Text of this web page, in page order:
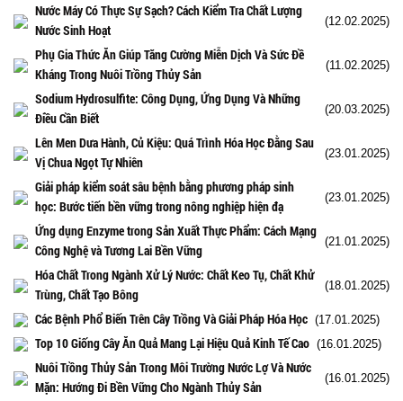
Nước Máy Có Thực Sự Sạch? Cách Kiểm Tra Chất Lượng
Nước Sinh Hoạt
(12.02.2025)
Phụ Gia Thức Ăn Giúp Tăng Cường Miễn Dịch Và Sức Đề
Kháng Trong Nuôi Trồng Thủy Sản
(11.02.2025)
Sodium Hydrosulfite: Công Dụng, Ứng Dụng Và Những
Điều Cần Biết
(20.03.2025)
Lên Men Dưa Hành, Củ Kiệu: Quá Trình Hóa Học Đằng Sau
Vị Chua Ngọt Tự Nhiên
(23.01.2025)
Giải pháp kiểm soát sâu bệnh bằng phương pháp sinh
học: Bước tiến bền vững trong nông nghiệp hiện đạ
(23.01.2025)
Ứng dụng Enzyme trong Sản Xuất Thực Phẩm: Cách Mạng
Công Nghệ và Tương Lai Bền Vững
(21.01.2025)
Hóa Chất Trong Ngành Xử Lý Nước: Chất Keo Tụ, Chất Khử
Trùng, Chất Tạo Bông
(18.01.2025)
Các Bệnh Phổ Biến Trên Cây Trồng Và Giải Pháp Hóa Học (17.01.2025)
Top 10 Giống Cây Ăn Quả Mang Lại Hiệu Quả Kinh Tế Cao (16.01.2025)
Nuôi Trồng Thủy Sản Trong Môi Trường Nước Lợ Và Nước
Mặn: Hướng Đi Bền Vững Cho Ngành Thủy Sản
(16.01.2025)